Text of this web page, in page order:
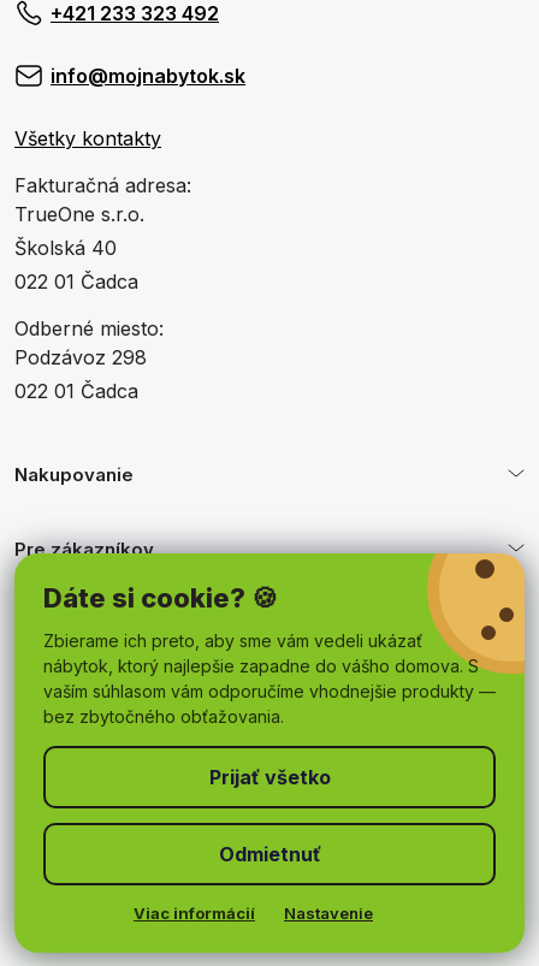
Dáte si cookie? 🍪
Zbierame ich preto, aby sme vám vedeli ukázať
nábytok, ktorý najlepšie zapadne do vášho domova. S
vaším súhlasom vám odporučíme vhodnejšie produkty —
bez zbytočného obťažovania.
Viac informácií Nastavenie
Odmietnuť
+421 233 323 492
info@mojnabytok.sk
Všetky kontakty
Fakturačná adresa:
TrueOne s.r.o.
Školská 40
022 01 Čadca
Odberné miesto:
Podzávoz 298
022 01 Čadca
Nakupovanie
Pre zákazníkov
Vytvoril Shoptet
mojnabytok.sk. Všetky práva vyhradené.
Upraviť nastavenie cookies